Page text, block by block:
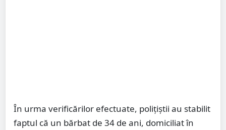
În urma verificărilor efectuate, polițiștii au stabilit
faptul că un bărbat de 34 de ani, domiciliat în